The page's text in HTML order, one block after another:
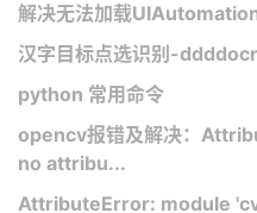
解决无法加载
汉字目标点选识别-ddddocr
python 常用命令
opencv报错及解决：
no attribu...
AttributeError: module